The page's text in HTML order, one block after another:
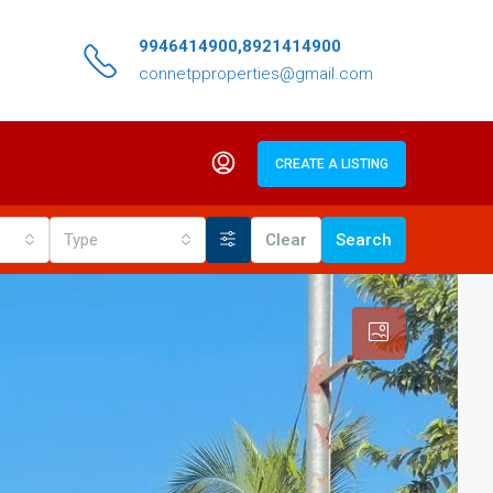
9946414900,8921414900
connetpproperties@gmail.com
CREATE A LISTING
Type Clear Search